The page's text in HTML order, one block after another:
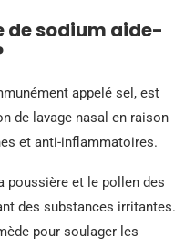
de sodium aide-
appelé sel, est
de lavage nasal en raison
et anti-inflammatoires.
poussière et le pollen des
des substances irritantes.
pour soulager les